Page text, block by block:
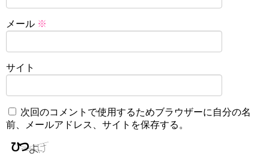
メール ※
サイト
次回のコメントで使用するためブラウザーに自分の名
前、メールアドレス、サイトを保存する。